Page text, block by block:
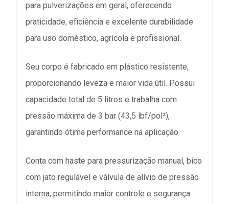
para pulverizações em geral, oferecendo
praticidade, eficiência e excelente durabilidade
para uso doméstico, agrícola e profissional.
Seu corpo é fabricado em plástico resistente,
proporcionando leveza e maior vida útil. Possui
capacidade total de 5 litros e trabalha com
pressão máxima de 3 bar (43,5 lbf/pol²),
garantindo ótima performance na aplicação.
Conta com haste para pressurização manual, bico
com jato regulável e válvula de alívio de pressão
interna, permitindo maior controle e segurança